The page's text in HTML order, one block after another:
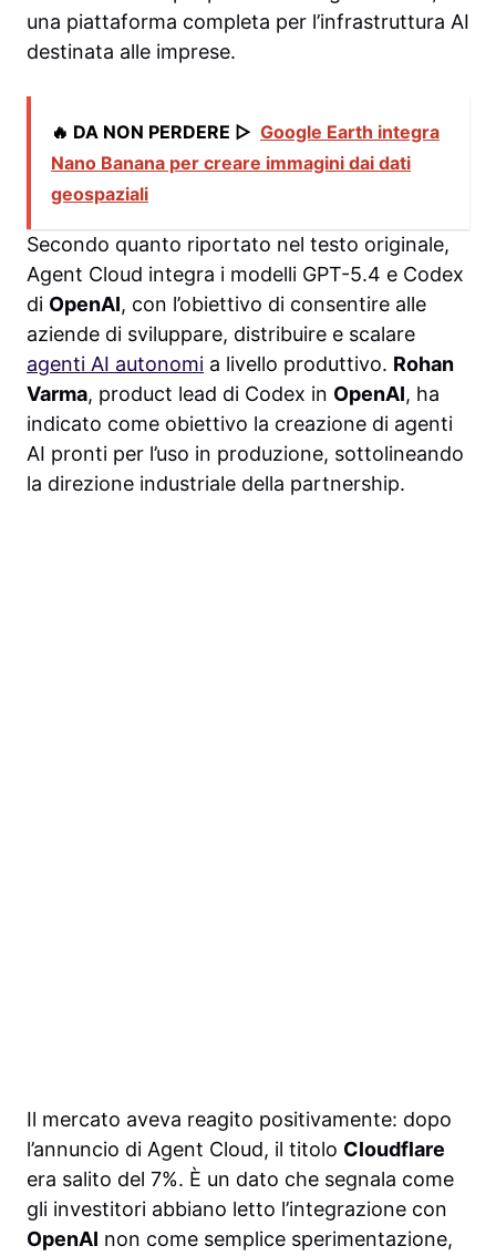
una piattaforma completa per l’infrastruttura AI
destinata alle imprese.
🔥 DA NON PERDERE ▷ Google Earth integra
Nano Banana per creare immagini dai dati
geospaziali
Secondo quanto riportato nel testo originale,
Agent Cloud integra i modelli GPT-5.4 e Codex
di OpenAI, con l’obiettivo di consentire alle
aziende di sviluppare, distribuire e scalare
agenti AI autonomi a livello produttivo. Rohan
Varma, product lead di Codex in OpenAI, ha
indicato come obiettivo la creazione di agenti
AI pronti per l’uso in produzione, sottolineando
la direzione industriale della partnership.
Il mercato aveva reagito positivamente: dopo
l’annuncio di Agent Cloud, il titolo Cloudflare
era salito del 7%. È un dato che segnala come
gli investitori abbiano letto l’integrazione con
OpenAI non come semplice sperimentazione,